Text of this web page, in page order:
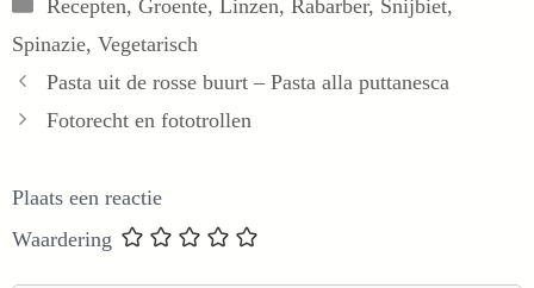
Recepten, Groente, Linzen, Rabarber, Snijbiet,
Spinazie, Vegetarisch
Pasta uit de rosse buurt – Pasta alla puttanesca
Fotorecht en fototrollen
Plaats een reactie
Waardering